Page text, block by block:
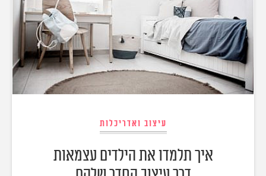
עיצוב ואדריכלות
איך תלמדו את הילדים עצמאות